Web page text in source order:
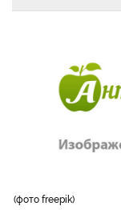
фото freepik